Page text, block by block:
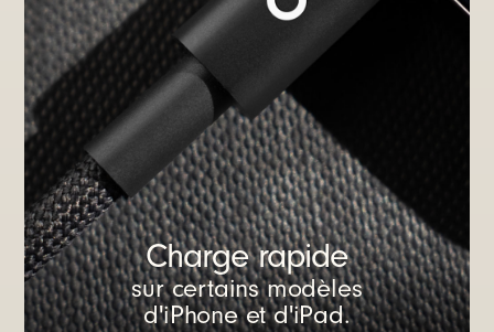
Charge rapide
sur certains modèles
d'iPhone et d'iPad.